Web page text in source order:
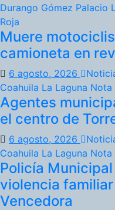
Durango Gómez Palacio
Roja
Muere
camioneta en
6 agosto, 2026
Coahuila La Laguna Nota
Agentes
el centro de
6 agosto, 2026
Coahuila La Laguna Nota
Policía
violencia
Vencedora